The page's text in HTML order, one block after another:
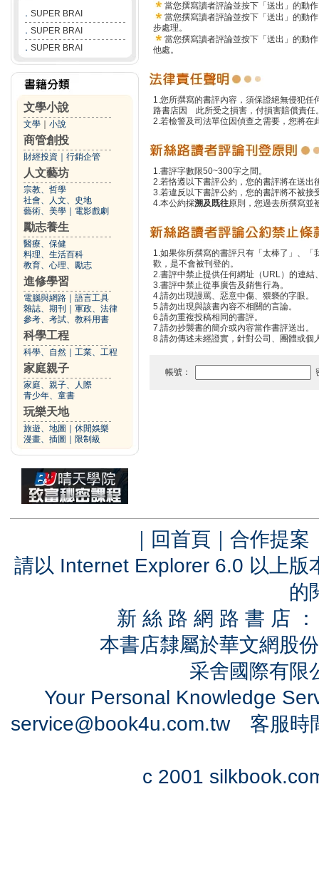
． SUPER BRAI
． SUPER BRAI
． SUPER BRAI
文學小說
文學 小說
商管創投
財經投資 行銷企管
人文藝坊
宗教、哲學
社會、人文、史地
藝術、美學
電影戲劇
勵志養生
醫療、保健
料理、生活百科
教育、心理、勵志
進修學習
電腦與網路
語言工具
雜誌、期刊
軍政、法律
參考、考試、教科用書
科學工程
科學、自然 工業、工程
家庭親子
家庭、親子、人際
青少年、童書
玩樂天地
旅遊、地圖
休閒娛樂
漫畫、插圖
限制級
當您撰寫讀者評論並按下「送出」的動
當您撰寫讀者評論並按下「送出」的動
步處理。
當您撰寫讀者評論並按下「送出」的動
他處。
1.您所撰寫的書評內容，須保證絕無侵犯
路書店因 此所受之損害，付損害賠償責任
2.若檢警及司法單位因偵查之需要，您將
1.書評字數限50~300字之間。
2.若恪遵以下書評公約，您的書評將在送
3.若違反以下書評公約，您的書評將不被接
4.本公約採溯及既往原則，您過去所撰寫並
1.如果你所撰寫的書評只有「太棒了」、
歡，是不會被刊登的。
2.書評中禁止提供任何網址（URL）的連結
3.書評中禁止從事廣告及銷售行為。
4.請勿出現謾罵、惡意中傷、猥褻的字眼。
5.請勿出現與該書內容不相關的言論。
6.請勿重複投稿相同的書評。
7.請勿抄襲書的簡介或內容當作書評送出。
8.請勿傳述未經證實，針對公司、團體或個
帳號：
｜ 回首頁 ｜ 合作提案
請以 Internet Explorer 6.0 以上
的
新 絲 路 網 路 書 店
本書店隸屬於華文網股
采舍國際有
Your Personal Knowledge
service@book4u.com.tw客服時
c 2001